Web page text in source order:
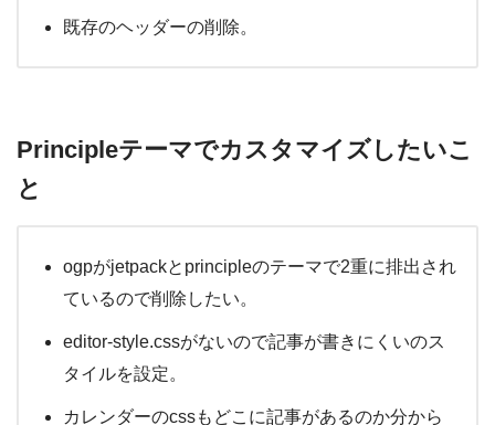
既存のヘッダーの削除。
Principleテーマでカスタマイズしたいこ
と
ogpがjetpackとprincipleのテーマで2重に排出され
ているので削除したい。
editor-style.cssがないので記事が書きにくいのス
タイルを設定。
カレンダーのcssもどこに記事があるのか分から